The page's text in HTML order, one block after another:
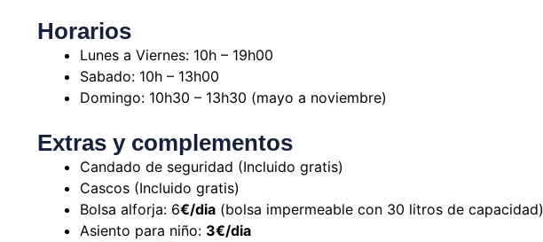
Horarios
Lunes a Viernes: 10h – 19h00
Sabado: 10h – 13h00
Domingo: 10h30 – 13h30 (mayo a noviembre)
Extras y complementos
Candado de seguridad (Incluido gratis)
Cascos (Incluido gratis)
Bolsa alforja: 6€/dia (bolsa impermeable con 30 litros de capacidad)
Asiento para niño: 3€/dia